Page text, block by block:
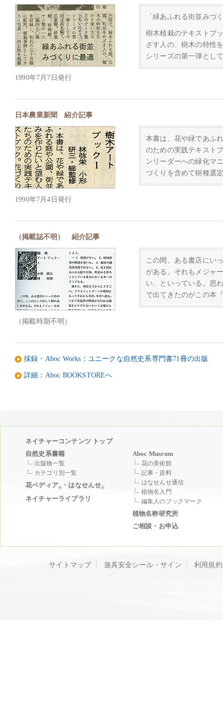
1990年7月7日発行
「緑あふれる街並みづ
樹木植栽のテキストブ
ざす人の、樹木の特性
シリーズの第一弾とし
日本農業新聞 紹介記事
1990年7月4日発行
本書は、花や緑であふ
のための実践テキスト
ンリーダーへの緑化マ
づくりを含めて樹種選
（掲載誌不明） 紹介記事
（掲載時期不明）
この間、ある書店にい
がある。それもメジャ
い、といっている。思
で出てきたのがこの本
採録・Aboc Works：ユニークな自然史系専門書71冊の出版
詳細：Aboc BOOKSTOREへ
ネイチャーコンテンツ トップ
自然史系書籍
出版物一覧
カテゴリ別一覧
花ペディア® ・はなせんせ®
ネイチャーライブラリ
Aboc Museum
花の美術館
記事・資料
はなせんせ通信
植物名入門
編集人のブックマーク
植物名称研究所
ご相談・お申込
サイトマップ 遊具安全シール・サイン 利用規約